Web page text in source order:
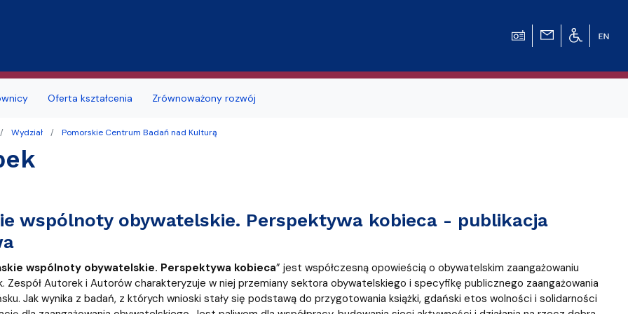
sal Deklaracja dostępności
i podań
zmiana formy studiów
akademickiego
Studia doktoranckie
Samorząd Studentów
MOST
UG
Oferta kształcenia Zrównoważony rozwój
Wydział Pomorskie Centrum Badań nad Kulturą
wspólnoty obywatelskie. Perspektywa kobieca - publikacja
wspólnoty obywatelskie. Perspektywa kobieca” jest współczesną opowieścią o obywatelskim zaangażowaniu
Zespół Autorek i Autorów charakteryzuje w niej przemiany sektora obywatelskiego i specyfikę publicznego zaangażowania
Jak wynika z badań, z których wnioski stały się podstawą do przygotowania książki, gdański etos wolności i solidarności